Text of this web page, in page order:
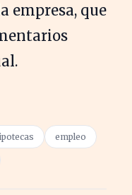
empresa, que
empleo